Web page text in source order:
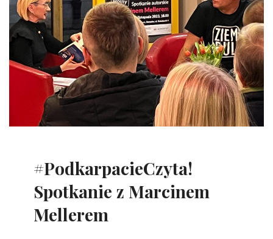
#PodkarpacieCzyta!
Spotkanie z Marcinem
Mellerem